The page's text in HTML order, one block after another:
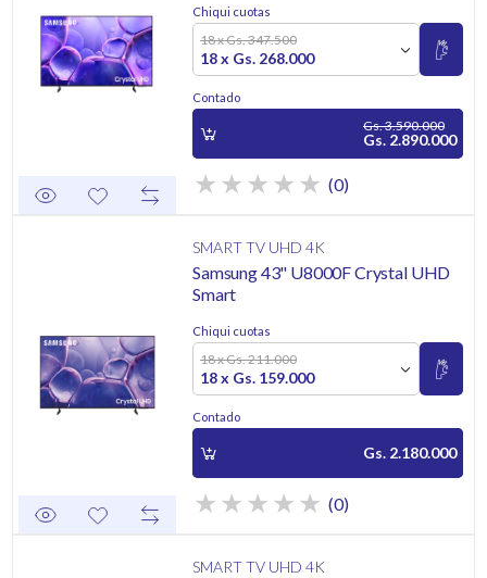
Chiqui cuotas
18 x Gs. 347.500
18 x Gs. 268.000
Contado
Gs. 3.590.000
Gs. 2.890.000
(0)
SMART TV UHD 4K
Samsung 43" U8000F Crystal UHD
Smart
Chiqui cuotas
18 x Gs. 211.000
18 x Gs. 159.000
Contado
Gs. 2.180.000
(0)
SMART TV UHD 4K